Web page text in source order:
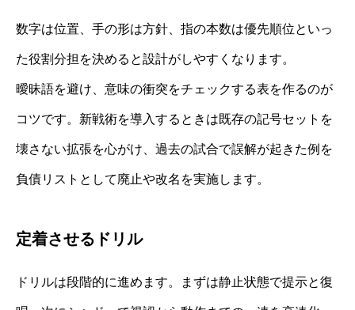
数字は位置、手の形は方針、指の本数は優先順位といっ
た役割分担を決めると設計がしやすくなります。
曖昧語を避け、意味の衝突をチェックする表を作るのが
コツです。新戦術を導入するときは既存の記号セットを
壊さない拡張を心がけ、過去の試合で誤解が起きた例を
負債リストとして廃止や改名を実施します。
定着させるドリル
ドリルは段階的に進めます。まずは静止状態で提示と復